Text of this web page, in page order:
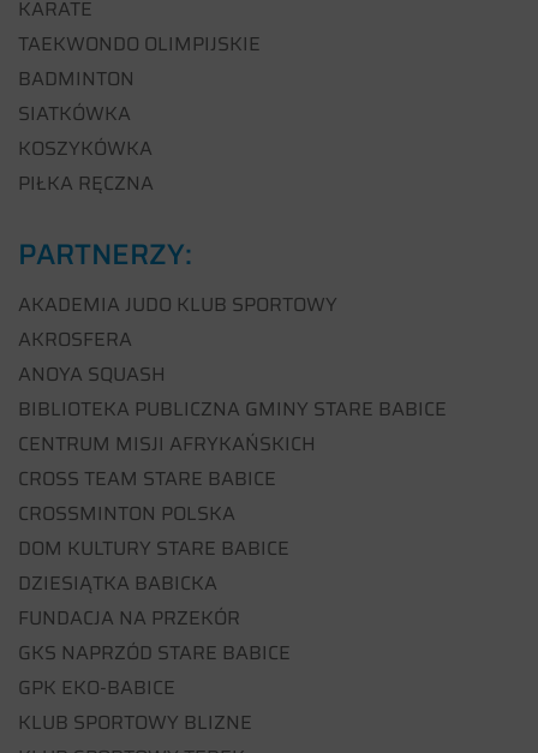
KARATE
TAEKWONDO OLIMPIJSKIE
BADMINTON
SIATKÓWKA
KOSZYKÓWKA
PIŁKA RĘCZNA
PARTNERZY:
AKADEMIA JUDO KLUB SPORTOWY
AKROSFERA
ANOYA SQUASH
BIBLIOTEKA PUBLICZNA GMINY STARE BABICE
CENTRUM MISJI AFRYKAŃSKICH
CROSS TEAM STARE BABICE
CROSSMINTON POLSKA
DOM KULTURY STARE BABICE
DZIESIĄTKA BABICKA
FUNDACJA NA PRZEKÓR
GKS NAPRZÓD STARE BABICE
GPK EKO-BABICE
KLUB SPORTOWY BLIZNE